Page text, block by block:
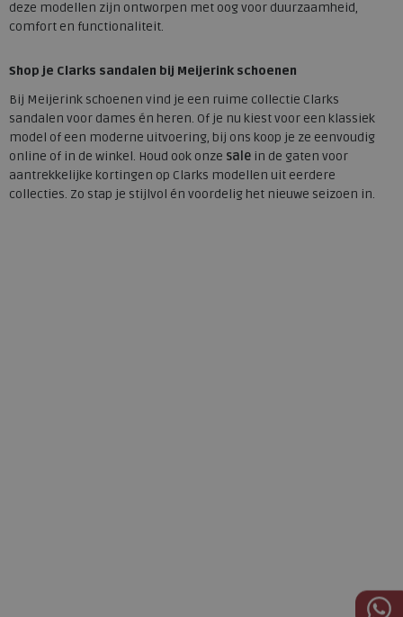
deze modellen zijn ontworpen met oog voor duurzaamheid,
comfort en functionaliteit.
Shop je Clarks sandalen bij Meijerink schoenen
Bij Meijerink schoenen vind je een ruime collectie Clarks
sandalen voor dames én heren. Of je nu kiest voor een klassiek
model of een moderne uitvoering, bij ons koop je ze eenvoudig
online of in de winkel. Houd ook onze sale in de gaten voor
aantrekkelijke kortingen op Clarks modellen uit eerdere
collecties. Zo stap je stijlvol én voordelig het nieuwe seizoen in.